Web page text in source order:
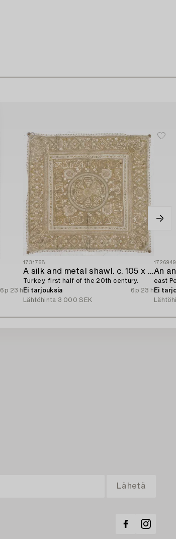
6p 23 h
1731768
A silk and metal shawl. c. 105 x 99 cm,
Turkey, first half of the 20th century.
Ei tarjouksia
6p 23 h
Lähtöhinta 3 000 SEK
1726949
An
east
Ei